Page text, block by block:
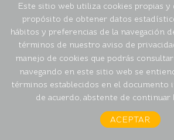
Este sitio web utiliza cookies propias
propósito de obtener datos
hábitos y preferencias de la navegación
términos de nuestro aviso de
manejo de cookies que podrás consultar
navegando en este sitio web se
términos establecidos en el documento
de acuerdo, abstente de continuar
ACEPTAR